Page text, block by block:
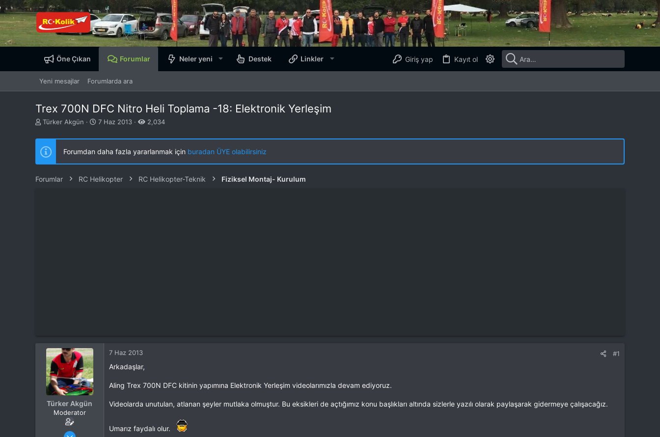
Öne Çıkan Forumlar Neler yeni Destek Linkler Giriş yap Kayıt ol
Yeni mesajlar Forumlarda ara
Trex 700N DFC Nitro Heli Toplama -18: Elektronik Yerleşim
K
n
b
u
y
b
Türker Akgün
B
ş
a
n
g
ı
7 Haz 2013 2,034
Forumdan daha fazla yararlanmak için buradan ÜYE olabilirsiniz
Forumlar RC Helikopter RC Helikopter-Teknik Fiziksel Montaj- Kurulum
Türker Akgün
Moderator
4 Eki 2012
7 Haz 2013 #1
Arkadaşlar,
Aling Trex 700N DFC kitinin yapımına Elektronik Yerleşim videolarımızla devam ediyoruz.
Videolarda unutulan, atlanan şeyler mutlaka olmuştur. Bu eksikleri de açtığımız konu başlıkları altında sizlerle yazılı olarak paylaşarak gidermeye çalışacağız.
Umarız faydalı olur.